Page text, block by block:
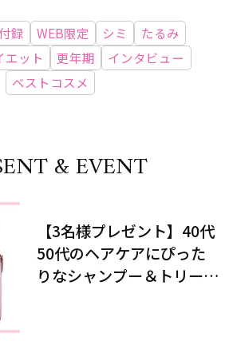
録 WEB限定 シミ
たるみ
エット 更年期
インタビュー
ベストコスメ
& EVENT
【3名様プレゼント】40代
50代のヘアケアにぴった
りなシャンプー＆トリート